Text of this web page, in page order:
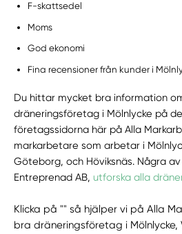
F-skattsedel
Moms
God ekonomi
Fina recensioner från kunder i
Du hittar mycket bra information
dräneringsföretag i Mölnlycke på
företagssidorna här på Alla
markarbetare som arbetar i
Göteborg, och Höviksnäs. Några
Entreprenad AB,utforska alla
Klicka på "" så hjälper vi på Alla
bra dräneringsföretag i